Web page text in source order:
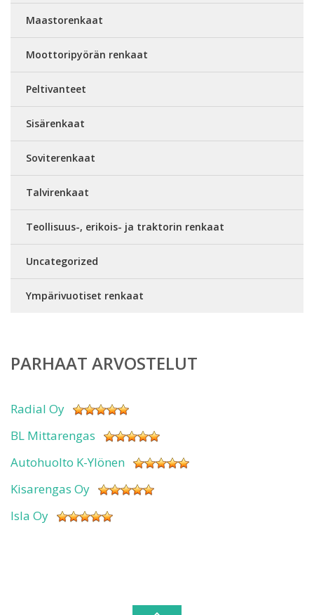
Maastorenkaat
Moottoripyörän renkaat
Peltivanteet
Sisärenkaat
Soviterenkaat
Talvirenkaat
Teollisuus-, erikois- ja traktorin renkaat
Uncategorized
Ympärivuotiset renkaat
PARHAAT ARVOSTELUT
Radial Oy
BL Mittarengas
Autohuolto K-Ylönen
Kisarengas Oy
Isla Oy